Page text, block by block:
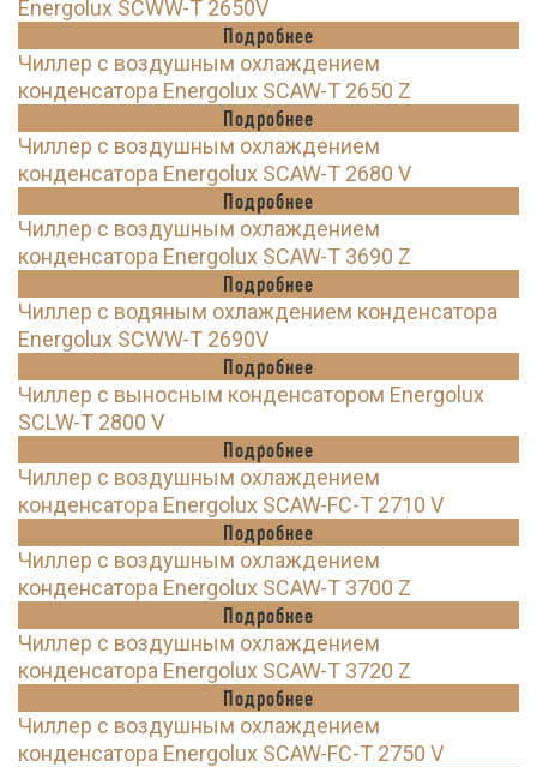
Energolux SCWW-T 2650V
Подробнее
Чиллер с воздушным охлаждением
конденсатора Energolux SCAW-T 2650 Z
Подробнее
Чиллер с воздушным охлаждением
конденсатора Energolux SCAW-T 2680 V
Подробнее
Чиллер с воздушным охлаждением
конденсатора Energolux SCAW-T 3690 Z
Подробнее
Чиллер с водяным охлаждением конденсатора
Energolux SCWW-T 2690V
Подробнее
Чиллер с выносным конденсатором Energolux
SCLW-T 2800 V
Подробнее
Чиллер с воздушным охлаждением
конденсатора Energolux SCAW-FC-T 2710 V
Подробнее
Чиллер с воздушным охлаждением
конденсатора Energolux SCAW-T 3700 Z
Подробнее
Чиллер с воздушным охлаждением
конденсатора Energolux SCAW-T 3720 Z
Подробнее
Чиллер с воздушным охлаждением
конденсатора Energolux SCAW-FC-T 2750 V